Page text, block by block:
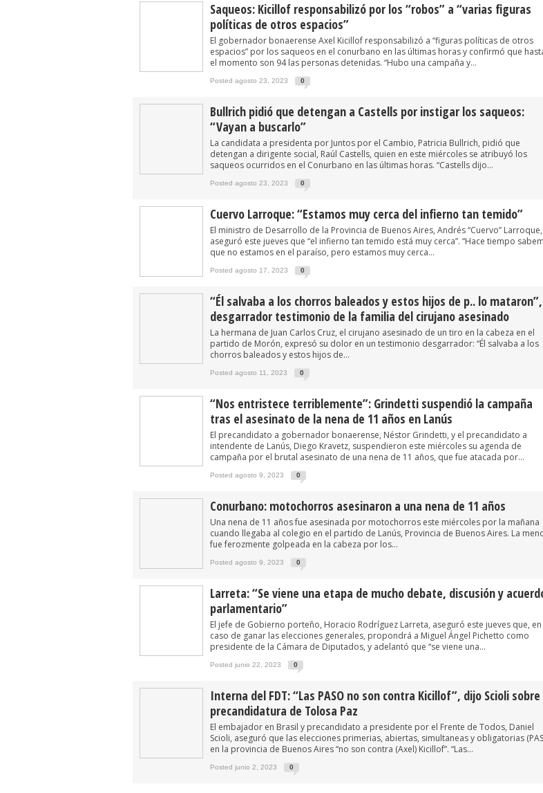
Saqueos: Kicillof responsabilizó por los “robos” a “varias figuras
políticas de otros espacios”
El gobernador bonaerense Axel Kicillof responsabilizó a “figuras políticas de otros
espacios” por los saqueos en el conurbano en las últimas horas y confirmó que
el momento son 94 las personas detenidas. “Hubo una campaña y...
Posted agosto 23, 2023 0
Bullrich pidió que detengan a Castells por instigar los saqueos:
“Vayan a buscarlo”
La candidata a presidenta por Juntos por el Cambio, Patricia Bullrich, pidió que
detengan a dirigente social, Raúl Castells, quien en este miércoles se atribuyó los
saqueos ocurridos en el Conurbano en las últimas horas. “Castells dijo...
Posted agosto 23, 2023 0
Cuervo Larroque: “Estamos muy cerca del infierno tan temido”
El ministro de Desarrollo de la Provincia de Buenos Aires, Andrés “Cuervo” Larroque,
aseguró este jueves que “el infierno tan temido está muy cerca”. “Hace tiempo
que no estamos en el paraíso, pero estamos muy cerca...
Posted agosto 17, 2023 0
“Él salvaba a los chorros baleados y estos hijos de p.. lo mataron”,
desgarrador testimonio de la familia del cirujano asesinado
La hermana de Juan Carlos Cruz, el cirujano asesinado de un tiro en la cabeza en el
partido de Morón, expresó su dolor en un testimonio desgarrador: “Él salvaba a los
chorros baleados y estos hijos de...
Posted agosto 11, 2023 0
“Nos entristece terriblemente”: Grindetti suspendió la campaña
tras el asesinato de la nena de 11 años en Lanús
El precandidato a gobernador bonaerense, Néstor Grindetti, y el precandidato a
intendente de Lanús, Diego Kravetz, suspendieron este miércoles su agenda de
campaña por el brutal asesinato de una nena de 11 años, que fue atacada por...
Posted agosto 9, 2023 0
Conurbano: motochorros asesinaron a una nena de 11 años
Una nena de 11 años fue asesinada por motochorros este miércoles por la mañana
cuando llegaba al colegio en el partido de Lanús, Provincia de Buenos Aires. La
fue ferozmente golpeada en la cabeza por los...
Posted agosto 9, 2023 0
Larreta: “Se viene una etapa de mucho debate, discusión y
parlamentario”
El jefe de Gobierno porteño, Horacio Rodríguez Larreta, aseguró este jueves que, en
caso de ganar las elecciones generales, propondrá a Miguel Ángel Pichetto como
presidente de la Cámara de Diputados, y adelantó que “se viene una...
Posted junio 22, 2023 0
Interna del FDT: “Las PASO no son contra Kicillof”, dijo Scioli sobre
precandidatura de Tolosa Paz
El embajador en Brasil y precandidato a presidente por el Frente de Todos, Daniel
Scioli, aseguró que las elecciones primerias, abiertas, simultaneas y obligatorias
en la provincia de Buenos Aires “no son contra (Axel) Kicillof”. “Las...
Posted junio 2, 2023 0